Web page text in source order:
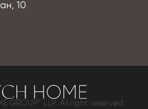
10
GROUP” LLP. All right reserved.